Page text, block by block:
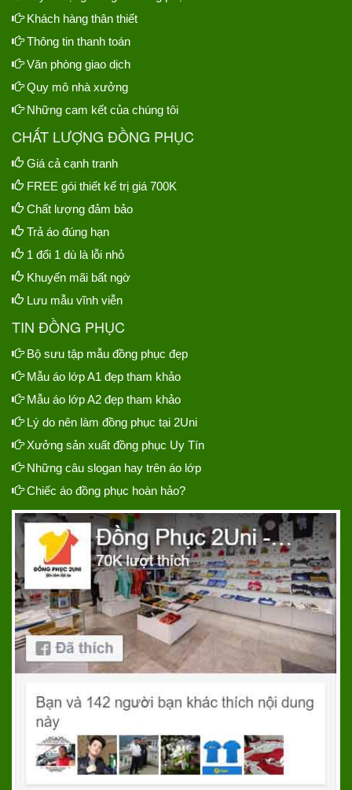
Khách hàng thân thiết
Thông tin thanh toán
Văn phòng giao dịch
Quy mô nhà xưởng
Những cam kết của chúng tôi
CHẤT LƯỢNG ĐỒNG PHỤC
Giá cả cạnh tranh
FREE gói thiết kế trị giá 700K
Chất lượng đảm bảo
Trả áo đúng hạn
1 đổi 1 dù là lỗi nhỏ
Khuyến mãi bất ngờ
Lưu mẫu vĩnh viễn
TIN ĐỒNG PHỤC
Bộ sưu tập mẫu đồng phục đẹp
Mẫu áo lớp A1 đẹp tham khảo
Mẫu áo lớp A2 đẹp tham khảo
Lý do nên làm đồng phục tại 2Uni
Xưởng sản xuất đồng phục Uy Tín
Những câu slogan hay trên áo lớp
Chiếc áo đồng phục hoàn hảo?